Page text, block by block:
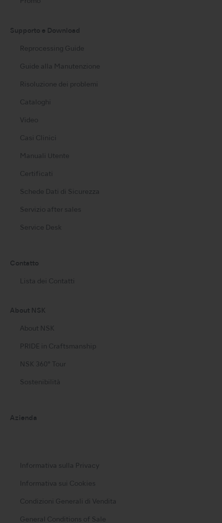
Supporto e Download
Reprocessing Guide
Guide alla Manutenzione
Risoluzione dei problemi
Cataloghi
Video
Casi Clinici
Manuali Utente
Certificati
Schede Dati di Sicurezza
Servizio after sales
Service Desk
Contatto
Lista dei Contatti
About NSK
About NSK
PRIDE in Craftsmanship
NSK 360° Tour
Sostenibilità
Azienda
Informativa sulla Privacy
Informativa sui Cookies
Condizioni Generali di Vendita
General Conditions of Sale